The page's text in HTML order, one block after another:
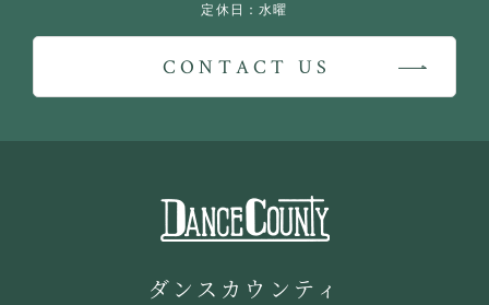
定休日：水曜
CONTACT US
ダンスカウンティ